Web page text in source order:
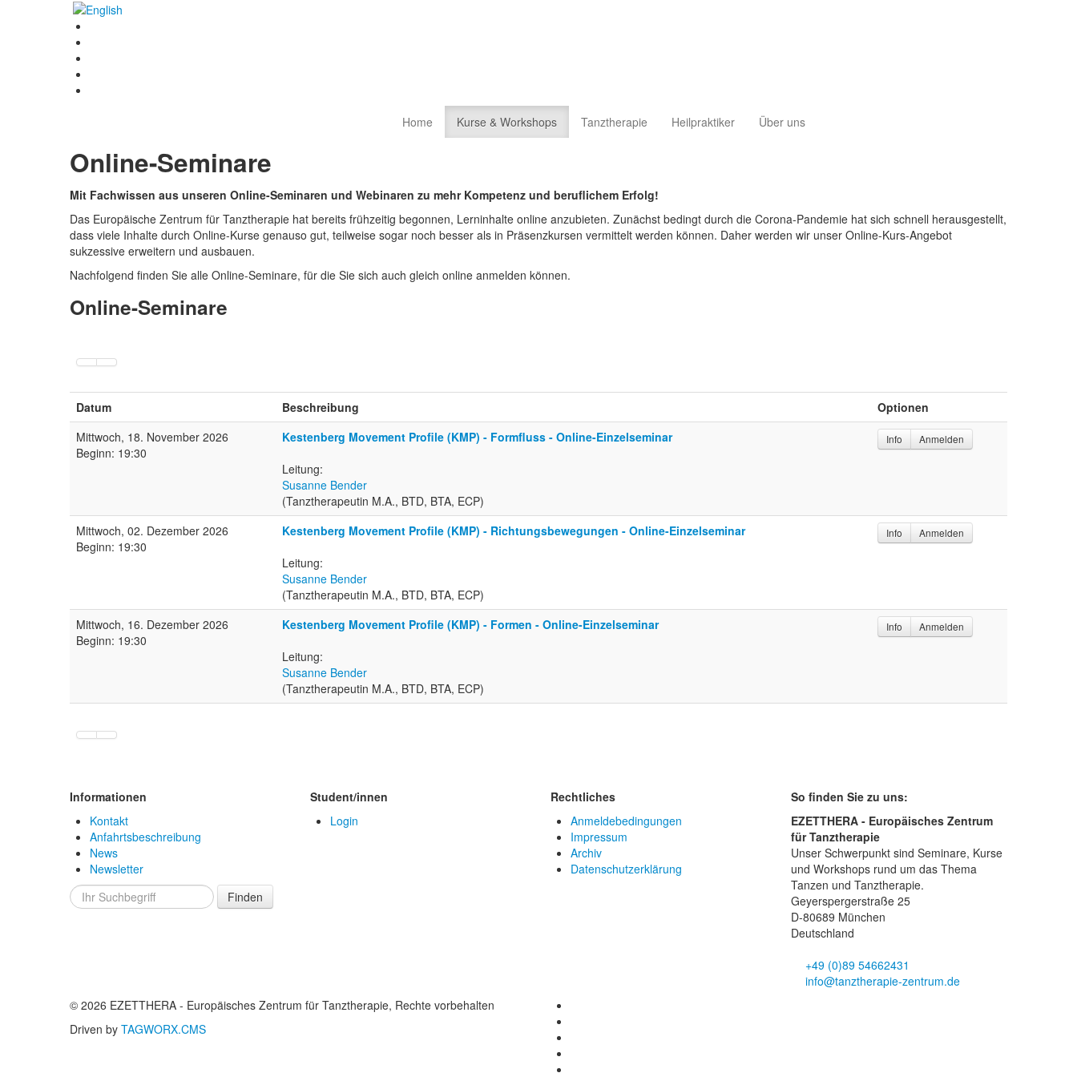
Home Kurse & Workshops Tanztherapie Heilpraktiker Über uns
Online-Seminare
Mit Fachwissen aus unseren Online-Seminaren und Webinaren zu mehr Kompetenz und beruflichem Erfolg!
Das Europäische Zentrum für Tanztherapie hat bereits frühzeitig begonnen, Lerninhalte online anzubieten. Zunächst bedingt durch die Corona-Pandemie hat sich schnell herausgestellt,
dass viele Inhalte durch Online-Kurse genauso gut, teilweise sogar noch besser als in Präsenzkursen vermittelt werden können. Daher werden wir unser Online-Kurs-Angebot
sukzessive erweitern und ausbauen.
Nachfolgend finden Sie alle Online-Seminare, für die Sie sich auch gleich online anmelden können.
Online-Seminare
Datum Beschreibung
Optionen
Mittwoch, 18. November 2026
Beginn: 19:30
Kestenberg Movement Profile (KMP) - Formfluss - Online-Einzelseminar
Leitung:
Susanne Bender
(Tanztherapeutin M.A., BTD, BTA, ECP)
Info Anmelden
Mittwoch, 02. Dezember 2026
Beginn: 19:30
Kestenberg Movement Profile (KMP) - Richtungsbewegungen - Online-Einzelseminar
Leitung:
Susanne Bender
(Tanztherapeutin M.A., BTD, BTA, ECP)
Info Anmelden
Mittwoch, 16. Dezember 2026
Beginn: 19:30
Kestenberg Movement Profile (KMP) - Formen - Online-Einzelseminar
Leitung:
Susanne Bender
(Tanztherapeutin M.A., BTD, BTA, ECP)
Info Anmelden
Informationen
Kontakt
Anfahrtsbeschreibung
News
Newsletter
Finden
Student/innen
Login
Rechtliches
Anmeldebedingungen
Impressum
Archiv
Datenschutzerklärung
So finden Sie zu uns:
EZETTHERA - Europäisches Zentrum
für Tanztherapie
Unser Schwerpunkt sind Seminare, Kurse
und Workshops rund um das Thema
Tanzen und Tanztherapie.
Geyerspergerstraße 25
D-80689 München
Deutschland
+49 (0)89 54662431
info@tanztherapie-zentrum.de
© 2026 EZETTHERA - Europäisches Zentrum für Tanztherapie, Rechte vorbehalten
Driven by TAGWORX.CMS